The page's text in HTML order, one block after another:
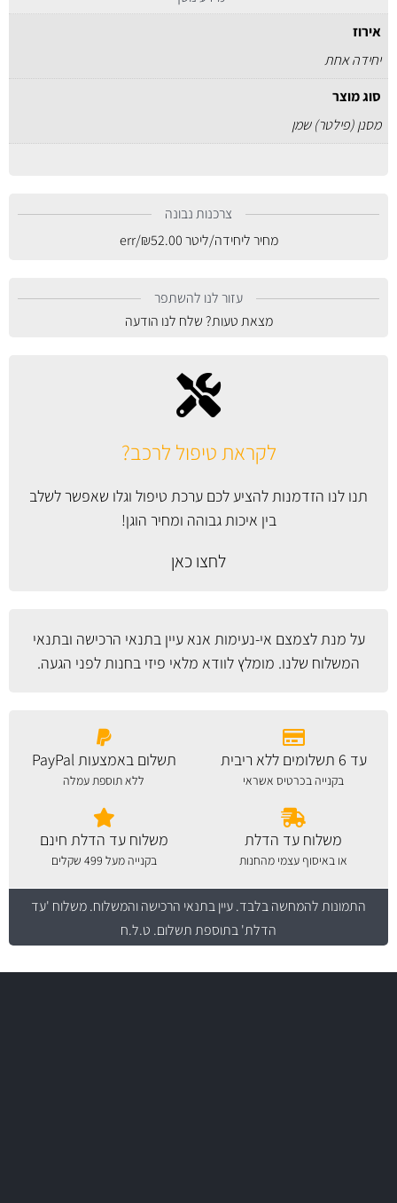
לקראת טיפול לרכב?
תנו לנו הזדמנות להציע לכם ערכת טיפול וגלו שאפשר לשלב
בין איכות גבוהה ומחיר הוגן!
לחצו כאן
על מנת לצמצם אי-נעימות אנא עייןבתנאי הרכישה ובתנאי
המשלוח שלנו. מומלץ לוודא מלאי פיזי בחנות לפני הגעה.
אירוז
יחידה אחת
סוג מוצר
מסנן (פילטר) שמן
צרכנות נבונה
מחיר ליחידה/ליטר
₪52.00
/err
עזור לנו להשתפר
מצאת טעות? שלח לנו הודעה
עד 6 תשלומים ללא ריבית
בקנייה בכרטיס אשראי
תשלום באמצעות PayPal
ללא תוספת עמלה
משלוח עד הדלת
או באיסוף עצמי מהחנות
משלוח עד הדלת חינם
בקנייה מעל 499 שקלים
התמונות להמחשה בלבד.עיין בתנאי הרכישה והמשלוח. משלוח 'עד
הדלת' בתוספת תשלום. ט.ל.ח